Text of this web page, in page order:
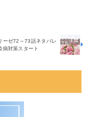
ーゼ72～73話ネタバレ
対策スタート